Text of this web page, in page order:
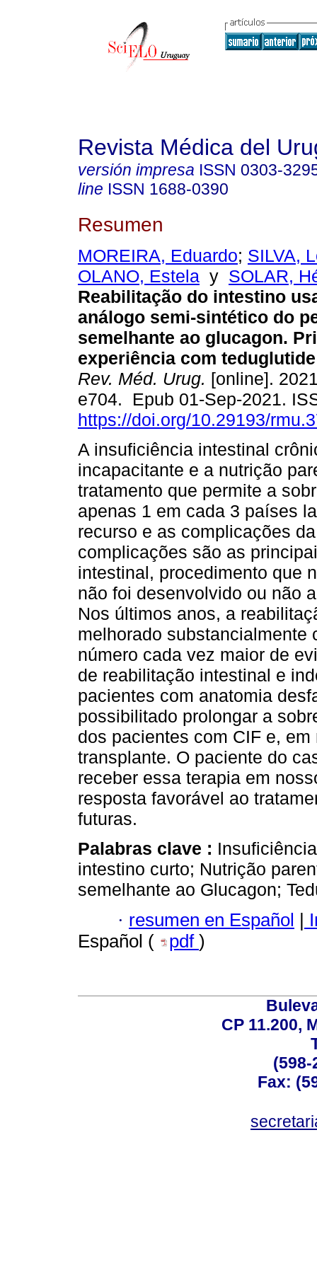
Revista Médica del
versión impresa ISSN 0303-
line ISSN 1688-0390
Resumen
MOREIRA, Eduardo; SILVA,
OLANO, Estela y SOLAR,
Reabilitação do intestino
análogo semi-sintético do
semelhante ao glucagon.
experiência com
Rev. Méd. Urug. [online].
e704. Epub 01-Sep-2021.
https://doi.org/10.29193/
A insuficiência intestinal
incapacitante e a nutrição
tratamento que permite a
apenas 1 em cada 3 países
recurso e as complicações
complicações são as
intestinal, procedimento que
não foi desenvolvido ou não
Nos últimos anos, a
melhorado substancialmente
número cada vez maior de
de reabilitação intestinal e
pacientes com anatomia
possibilitado prolongar a
dos pacientes com CIF e,
transplante. O paciente do
receber essa terapia em
resposta favorável ao
futuras.
Palabras clave :
intestino curto; Nutrição
semelhante ao Glucagon;
· resumen en Español |
Español (
pdf )
CP 11.200,
(598-
Fax: